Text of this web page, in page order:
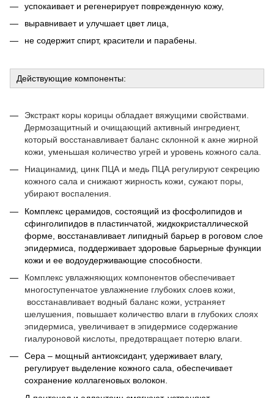
успокаиваети регенерирует поврежденную кожу,
выравнивает и улучшает цвет лица,
не содержит спирт, красители и парабены.
Действующие компоненты:
Экстракт коры корицы обладает вяжущими свойствами.
Дермозащитный и очищающий активный ингредиент,
который восстанавливает баланс склонной к акне жирной
кожи, уменьшая количество угрей и уровень кожного сала.
Ниацинамид, цинк ПЦА и медь ПЦА регулируют секрецию
кожного сала и снижают жирность кожи, сужают поры,
убирают воспаления.
Комплекс церамидов, состоящий из фосфолипидов и
сфинголипидов в пластинчатой, жидкокристаллической
форме, восстанавливает липидный барьер в роговом слое
эпидермиса, поддерживает здоровые барьерные функции
кожи и ее водоудерживающие способности.
Комплекс увлажняющих компонентов обеспечивает
многоступенчатое увлажнение глубоких слоев кожи,
восстанавливает водный баланс кожи устраняет
шелушения, повышает количество влаги в глубоких слоях
эпидермиса увеличивает в эпидермисе содержание
гиалуроновой кислоты
предотвращает потерю влаги
Сера – мощный антиоксидант, удерживает влагу,
регулирует выделение кожного сала, обеспечивает
сохранение коллагеновых волокон.